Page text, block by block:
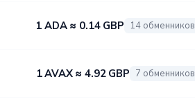
1 ADA ≈ 0.14 GBP 14 обменников
1 AVAX ≈ 4.92 GBP 7 обменников